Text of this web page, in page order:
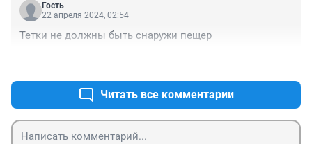
Гость
22 апреля 2024, 02:54
Тетки не должны быть снаружи пещер
Читать все комментарии